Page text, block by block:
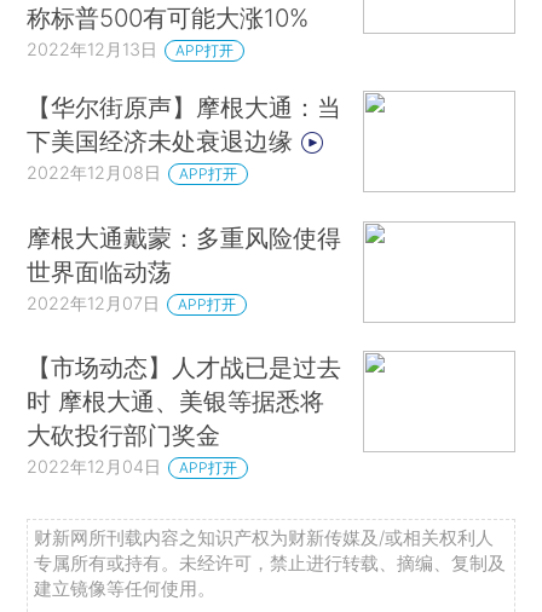
称标普500有可能大涨10%
2022年12月13日 APP打开
【华尔街原声】摩根大通：当
下美国经济未处衰退边缘
2022年12月08日 APP打开
摩根大通戴蒙：多重风险使得
世界面临动荡
2022年12月07日 APP打开
【市场动态】人才战已是过去
时 摩根大通、美银等据悉将
大砍投行部门奖金
2022年12月04日 APP打开
财新网所刊载内容之知识产权为财新传媒及/或相关权利人
专属所有或持有。未经许可，禁止进行转载、摘编、复制及
建立镜像等任何使用。